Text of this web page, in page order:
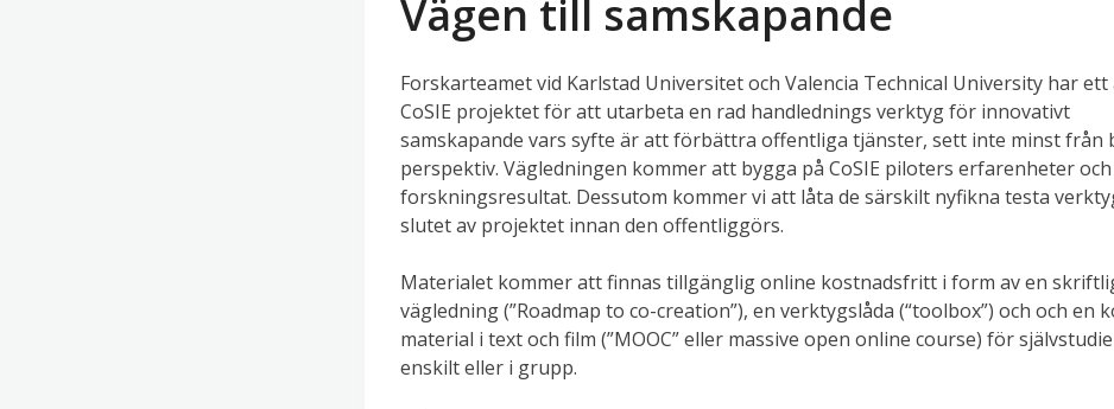
Vägen till samskapande
Forskarteamet vid Karlstad Universitet och Valencia Technical University har ett
CoSIE projektet för att utarbeta en rad handlednings verktyg för innovativt
samskapande vars syfte är att förbättra offentliga tjänster, sett inte minst från
perspektiv. Vägledningen kommer att bygga på CoSIE piloters erfarenheter och
forskningsresultat. Dessutom kommer vi att låta de särskilt nyfikna testa
slutet av projektet innan den offentliggörs.
Materialet kommer att finnas tillgänglig online kostnadsfritt i form av en
vägledning (”Roadmap to co-creation”), en verktygslåda (“toolbox”) och och en
material i text och film (”MOOC” eller massive open online course) för
enskilt eller i grupp.